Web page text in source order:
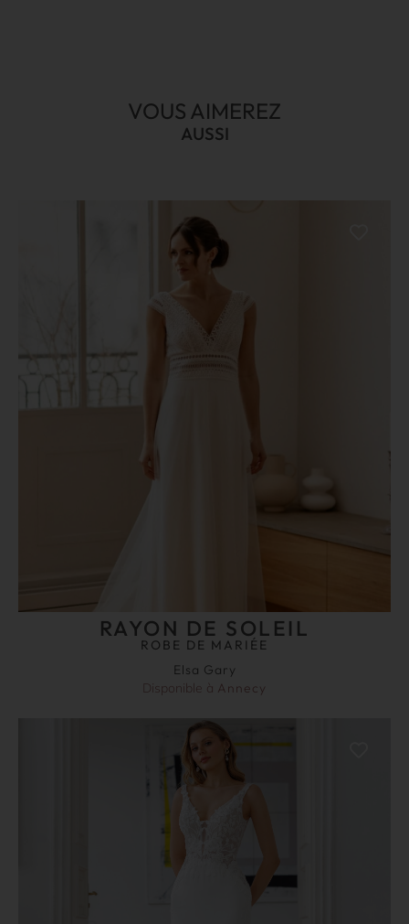
VOUS AIMEREZ
AUSSI
RAYON DE SOLEIL
ROBE DE MARIÉE
Elsa Gary
Disponible à Annecy